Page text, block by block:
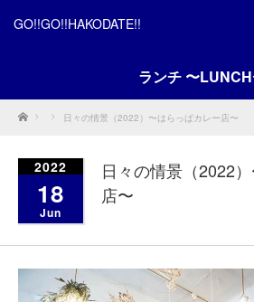
GO!!GO!!HAKODATE!!
ランチ 〜
Home 日々の情景（2022）〜はらっぱカレー店〜
2022
18
Jun
日々の情景（2022
店〜